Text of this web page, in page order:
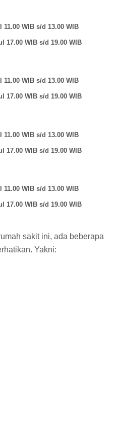
WIB s/d 13.00 WIB
17.00 WIB s/d 19.00 WIB
WIB s/d 13.00 WIB
17.00 WIB s/d 19.00 WIB
WIB s/d 13.00 WIB
17.00 WIB s/d 19.00 WIB
WIB s/d 13.00 WIB
17.00 WIB s/d 19.00 WIB
sakit ini, ada beberapa
Yakni: